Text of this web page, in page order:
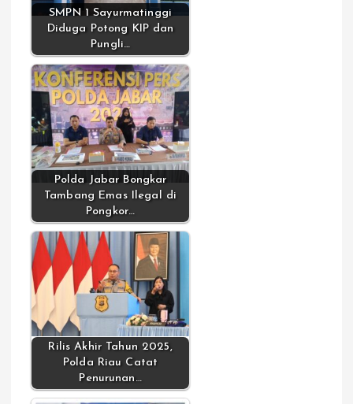
SMPN 1 Sayurmatinggi
Diduga Potong KIP dan
Pungli…
Polda Jabar Bongkar
Tambang Emas Ilegal di
Pongkor…
Rilis Akhir Tahun 2025,
Polda Riau Catat
Penurunan…